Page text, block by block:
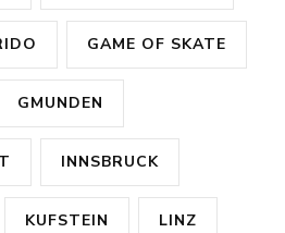
GAME OF SKATE
GMUNDEN
INNSBRUCK
KUFSTEIN LINZ